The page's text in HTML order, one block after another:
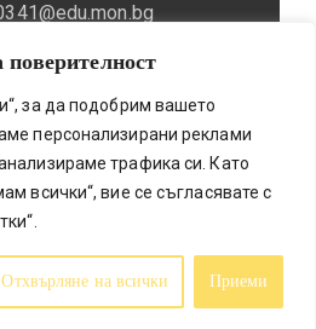
за да подобрим вашето
персонализирани реклами
трафика си. Като
всички“, вие се съгласявате с
Отхвърляне на всички Приеми
673
& Made